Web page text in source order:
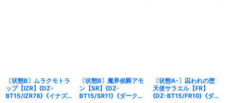
〔状態B〕ムラクモトラ
ップ【IZR】{DZ-
BT15/IZR78}《イナズマ
〔状態B〕魔界侯爵アモ
ン【SR】{DZ-
BT15/SR11}《ダークス
〔状態A-〕囚われの堕
天使サラエル【FR】
{DZ-BT15/FR10}《ダー